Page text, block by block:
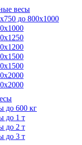
весы
до 800х1000
до 600 кг
до 1 т
до 2 т
до 3 т